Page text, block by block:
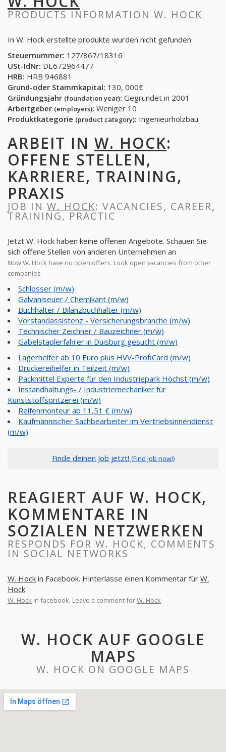
PRODUCTS INFORMATION W. HOCK
In W. Hock erstellte produkte wurden nicht gefunden
Steuernummer: 127/867/18316
USt-IdNr: DE672964477
HRB: HRB 946881
Grund-oder Stammkapital: 130, 000€
Gründungsjahr (foundation year): Gegründet in 2001
Arbeitgeber (employers): Weniger 10
Produktkategorie (product category): Ingenieurholzbau
ARBEIT IN W. HOCK:
OFFENE STELLEN,
KARRIERE, TRAINING,
PRAXIS
JOB IN W. HOCK: VACANCIES, CAREER,
TRAINING, PRACTIC
Jetzt W. Hock haben keine offenen Angebote. Schauen Sie
sich offene Stellen von anderen Unternehmen an
Now W. Hock have no open offers. Look open vacancies from other
companies
Schlosser (m/w)
Galvaniseuer / Chemikant (m/w)
Buchhalter / Bilanzbuchhalter (m/w)
Vorstandassistenz - Versicherungsbranche (m/w)
Technischer Zeichner / Bauzeichner (m/w)
Gabelstaplerfahrer in Duisburg gesucht (m/w)
Lagerhelfer ab 10 Euro plus HVV-ProfiCard (m/w)
Druckereihelfer in Teilzeit (m/w)
Packmittel Experte für den Industriepark Höchst (m/w)
Instandhaltungs- / Industriemechaniker für
Kunststoffspritzerei (m/w)
Reifenmonteur ab 11,51 € (m/w)
Kaufmännischer Sachbearbeiter im Vertriebsinnendienst
(m/w)
Finde deinen Job jetzt! (Find job now!)
REAGIERT AUF W. HOCK,
KOMMENTARE IN
SOZIALEN NETZWERKEN
RESPONDS FOR W. HOCK, COMMENTS
IN SOCIAL NETWORKS
W. Hock in Facebook. Hinterlasse einen Kommentar für W.
Hock
W. Hock in facebook. Leave a comment forW. Hock
W. HOCK AUF GOOGLE
MAPS
W. HOCK ON GOOGLE MAPS